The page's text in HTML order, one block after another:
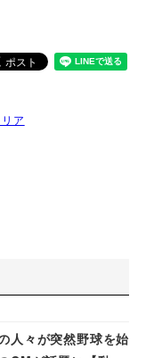
ア
人々が突然野球を始